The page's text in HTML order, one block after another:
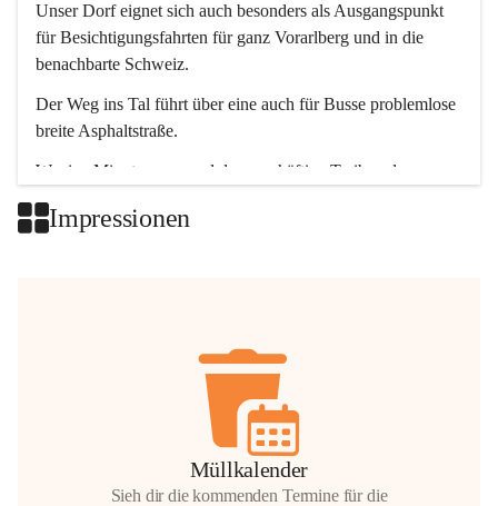
Unser Dorf eignet sich auch besonders als Ausgangspunkt
für Besichtigungsfahrten für ganz Vorarlberg und in die
benachbarte Schweiz.
Der Weg ins Tal führt über eine auch für Busse problemlose
breite Asphaltstraße.
Wenige Minuten nur, und das geschäftige Treiben der
Impressionen
Müllkalender
Sieh dir die kommenden Termine für die